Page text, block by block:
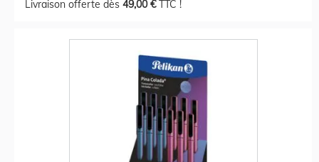
Livraison offerte dès 49,00 €TTC !